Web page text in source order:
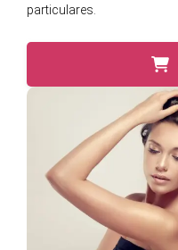
particulares.